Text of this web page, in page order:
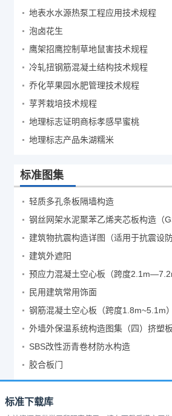
地表水水源热泵工程应用技术规程
泡卤花生
鹰架招鹰控制草地鼠害技术规程
冷轧扭钢筋混凝土结构技术规程
乔化苹果园水肥管理技术规程
莩荠栽培技术规程
地理标志证明商标孝感早蜜桃
地理标志产品朱湖糯米
标准图集
轻质多孔条板隔墙构造
钢丝网架水泥聚苯乙烯夹芯板构造（
建筑外遮阳
预应力混凝土空心板（跨度
民用建筑常用饰面
钢筋混凝土空心板（跨度1.8m~5.1m）
SBS改性沥青卷材防水构造
胶合板门
标准下载库